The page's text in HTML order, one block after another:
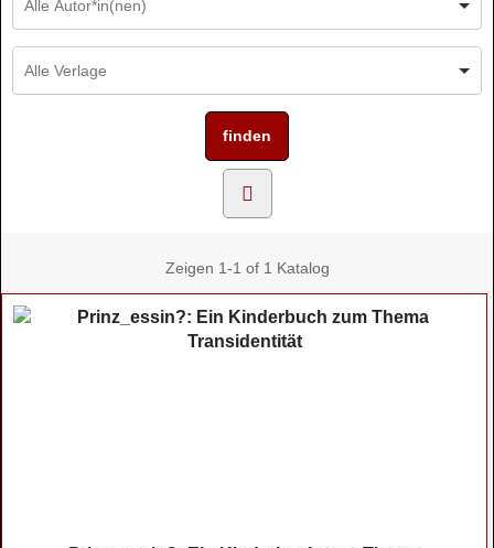
Zeigen 1-1 of 1 Katalog